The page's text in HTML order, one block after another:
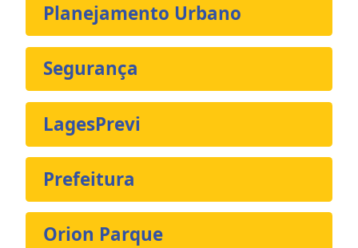
Planejamento Urbano
Segurança
LagesPrevi
Prefeitura
Orion Parque